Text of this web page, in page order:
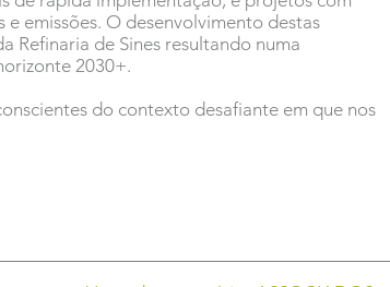
emissões. O desenvolvimento destas
Refinaria de Sines resultando numa
2030+.
do contexto desafiante em que nos